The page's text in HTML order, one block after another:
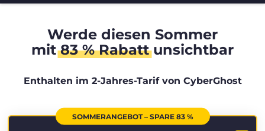
Werde diesen Sommer
mit83 % Rabattunsichtbar
Enthalten im 2-Jahres-Tarif von CyberGhost
SOMMERANGEBOT – SPARE 83 %